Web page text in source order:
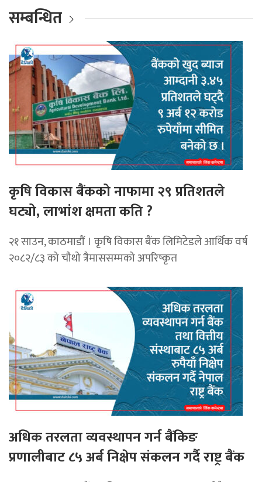
सम्बन्धित
कृषि विकास बैंकको नाफामा २९ प्रतिशतले
घट्यो, लाभांश क्षमता कति ?
२१ साउन, काठमाडाैं । कृषि विकास बैंक लिमिटेडले आर्थिक वर्ष
२०८२/८३ को चौथो त्रैमाससम्मको अपरिष्कृत
अधिक तरलता व्यवस्थापन गर्न बैंकिङ
प्रणालीबाट ८५ अर्ब निक्षेप संकलन गर्दै राष्ट्र बैंक